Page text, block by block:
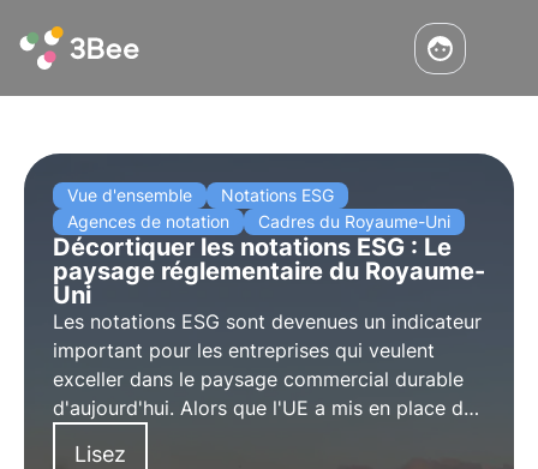
Vue d'ensemble
Notations ESG
Agences de notation
Cadres du Royaume-Uni
Décortiquer les notations ESG : Le
paysage réglementaire du Royaume-
Uni
Les notations ESG sont devenues un indicateur
important pour les entreprises qui veulent
exceller dans le paysage commercial durable
d'aujourd'hui. Alors que l'UE a mis en place des
Lisez